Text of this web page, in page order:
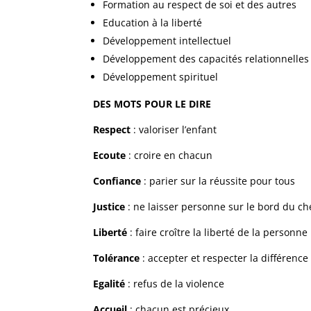
Formation au respect de soi et des autres
Education à la liberté
Développement intellectuel
Développement des capacités relationnelles
Développement spirituel
DES MOTS POUR LE DIRE
Respect : valoriser l’enfant
Ecoute : croire en chacun
Confiance : parier sur la réussite pour tous
Justice : ne laisser personne sur le bord du
Liberté : faire croître la liberté de la personne
Tolérance : accepter et respecter la différence
Egalité : refus de la violence